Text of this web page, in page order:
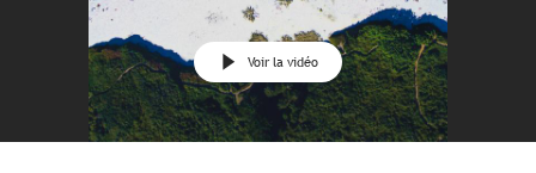
Voir la vidéo